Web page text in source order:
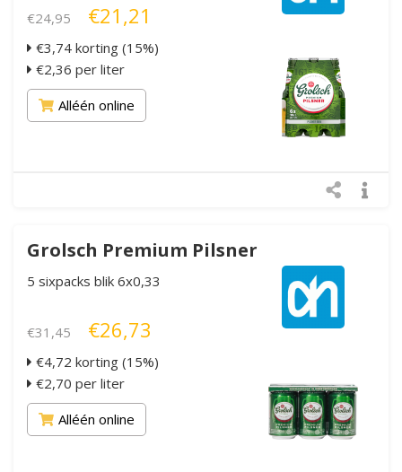
€24,95 €21,21
€3,74 korting (15%)
€2,36 per liter
Alléén online
Grolsch Premium Pilsner
5 sixpacks blik 6x0,33
€31,45 €26,73
€4,72 korting (15%)
€2,70 per liter
Alléén online